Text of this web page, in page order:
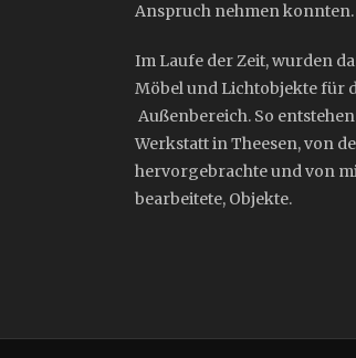
Anspruch nehmen konnten.
Im Laufe der Zeit, wurden
Möbel und Lichtobjekte für
Außenbereich. So
Werkstatt in Theesen, von
hervorgebrachte und von
bearbeitete, Objekte.